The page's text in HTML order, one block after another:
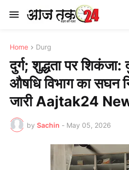
Home Durg
दुर्ग; शुद्धता पर शिकंजा:
औषधि विभाग का सघन
जारी Aajtak24
by Sachin - May 05, 2026